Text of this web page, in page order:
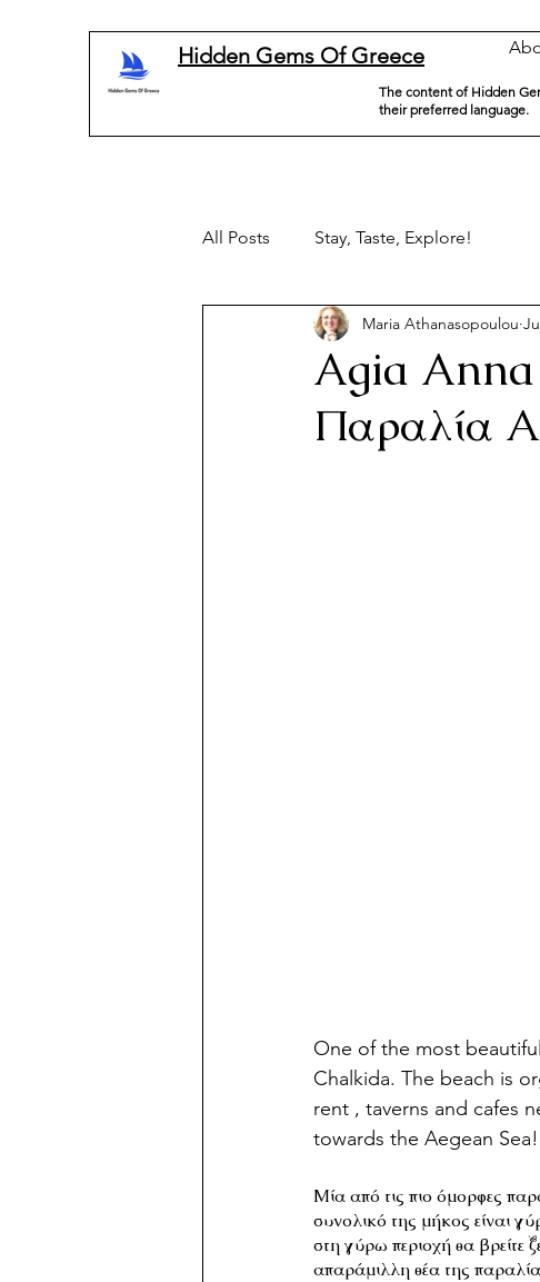
Hidden Gems Of Greece
The content of Hidden
their preferred language.
All Posts Stay, Taste, Explore!
Agia Anna
Παραλία
Maria Athanasopoulou
One of the most
Chalkida. The beach is
rent , taverns and cafes
towards the Aegean Sea!
Μία από τις πιο όμορφες
συνολικό της μήκος είναι
στη γύρω περιοχή θα βρείτε
απαράμιλλη θέα της